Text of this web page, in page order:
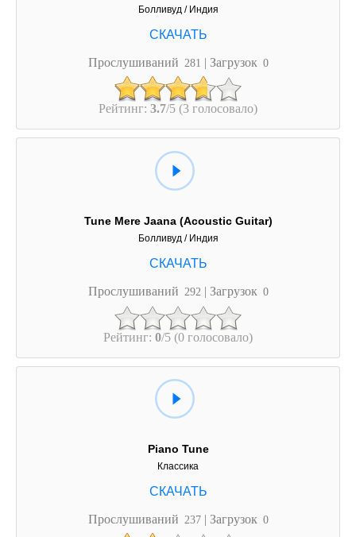
Болливуд / Индия
Прослушиваний 281 | Загрузок 0
Рейтинг: 3.7/5 (3 голосовало)
Tune Mere Jaana (Acoustic Guitar)
Болливуд / Индия
Прослушиваний 292 | Загрузок 0
Рейтинг: 0/5 (0 голосовало)
Piano Tune
Классика
Прослушиваний 237 | Загрузок 0